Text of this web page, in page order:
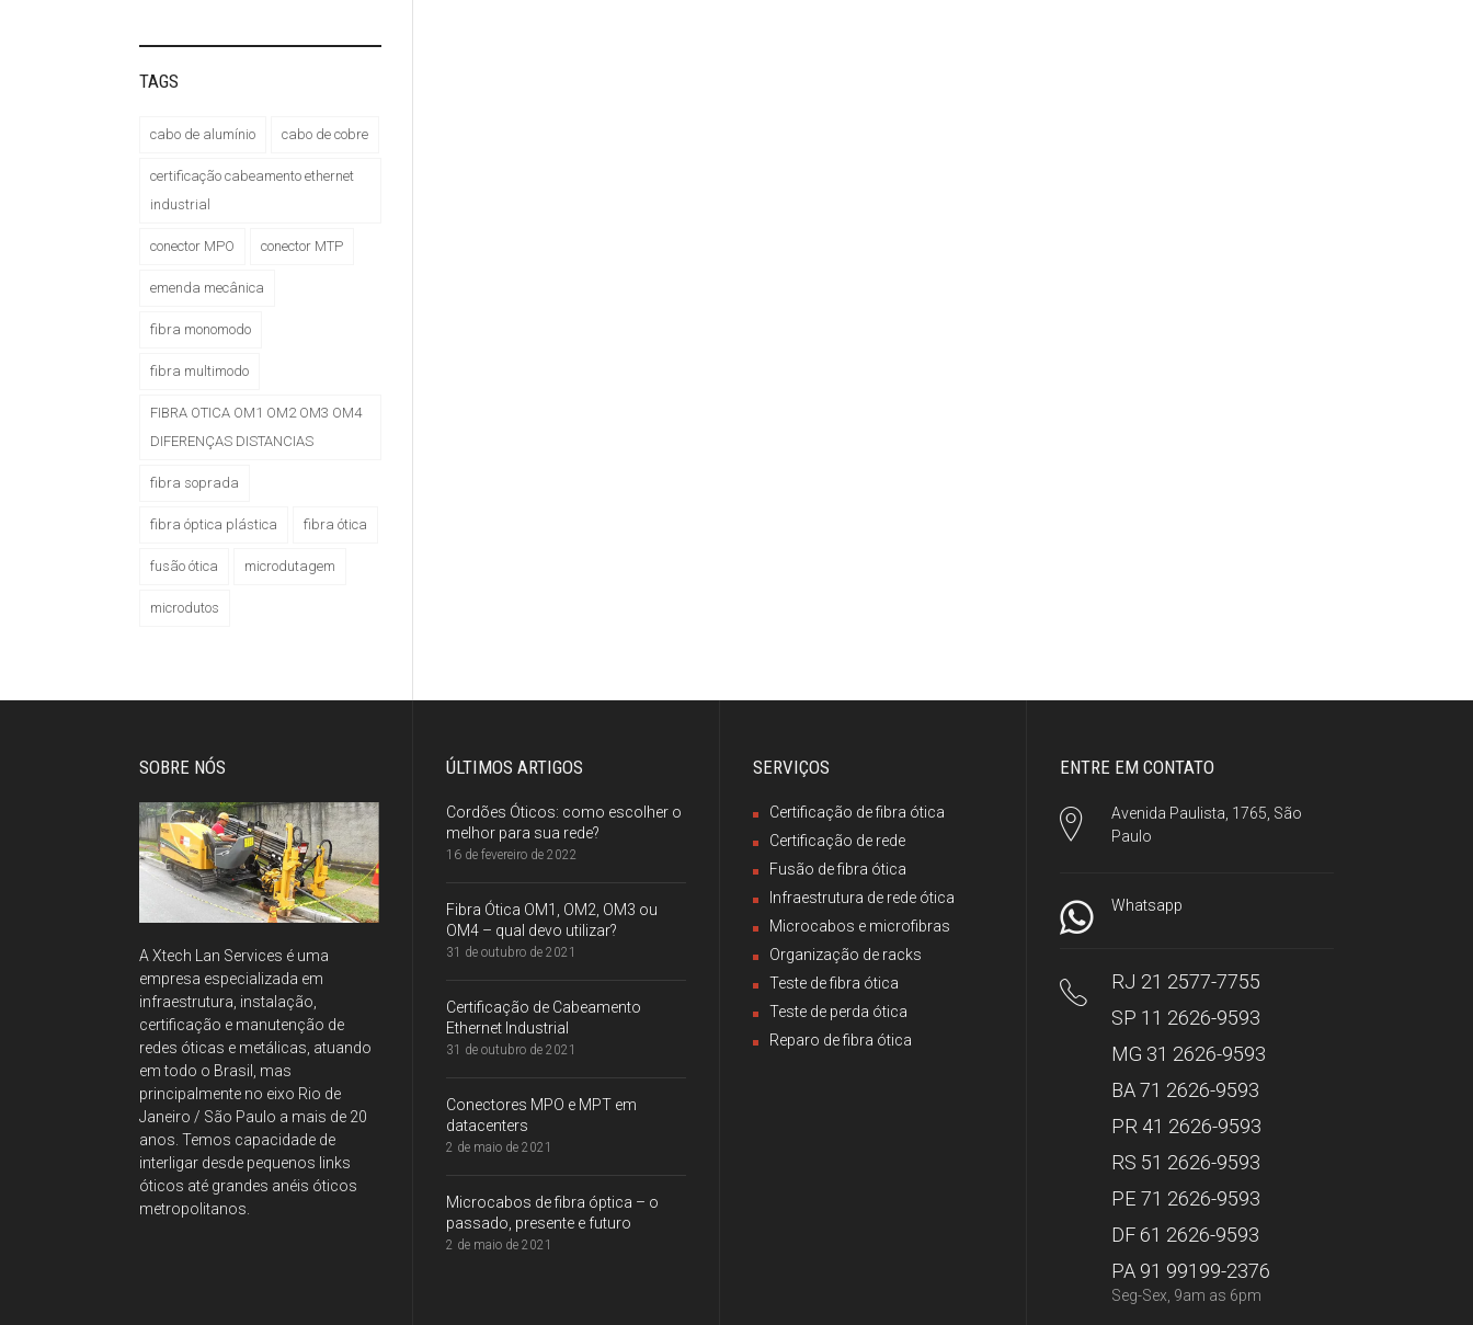
TAGS
cabo de alumínio cabo de cobre
certificação cabeamento ethernet
industrial
conector MPO conector MTP
emenda mecânica
fibra monomodo
fibra multimodo
FIBRA OTICA OM1 OM2 OM3 OM4
DIFERENÇAS DISTANCIAS
fibra soprada
fibra óptica plástica fibra ótica
fusão ótica microdutagem
microdutos
SOBRE NÓS
A Xtech Lan Services é uma
empresa especializada em
infraestrutura, instalação,
certificação e manutenção de
redes óticas e metálicas, atuando
em todo o Brasil, mas
principalmente no eixo Rio de
Janeiro / São Paulo a mais de 20
anos. Temos capacidade de
interligar desde pequenos links
óticos até grandes anéis óticos
metropolitanos.
ÚLTIMOS ARTIGOS
Cordões Óticos: como escolher o
melhor para sua rede?
16 de fevereiro de 2022
Fibra Ótica OM1, OM2, OM3 ou
OM4 – qual devo utilizar?
31 de outubro de 2021
Certificação de Cabeamento
Ethernet Industrial
31 de outubro de 2021
Conectores MPO e MPT em
datacenters
2 de maio de 2021
Microcabos de fibra óptica – o
passado, presente e futuro
2 de maio de 2021
SERVIÇOS
Certificação de fibra ótica
Certificação de rede
Fusão de fibra ótica
Infraestrutura de rede ótica
Microcabos e microfibras
Organização de racks
Teste de fibra ótica
Teste de perda ótica
Reparo de fibra ótica
ENTRE EM CONTATO
Avenida Paulista, 1765, São
Paulo
Whatsapp
RJ 21 2577-7755
SP 11 2626-9593
MG 31 2626-9593
BA 71 2626-9593
PR 41 2626-9593
RS 51 2626-9593
PE 71 2626-9593
DF 61 2626-9593
PA 91 99199-2376
Seg-Sex, 9am as 6pm